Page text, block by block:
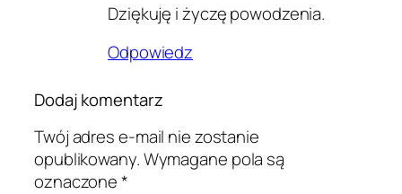
Dziękuję i życzę powodzenia.
Odpowiedz
Dodaj komentarz
Twój adres e-mail nie zostanie
opublikowany.Wymagane pola są
oznaczone*